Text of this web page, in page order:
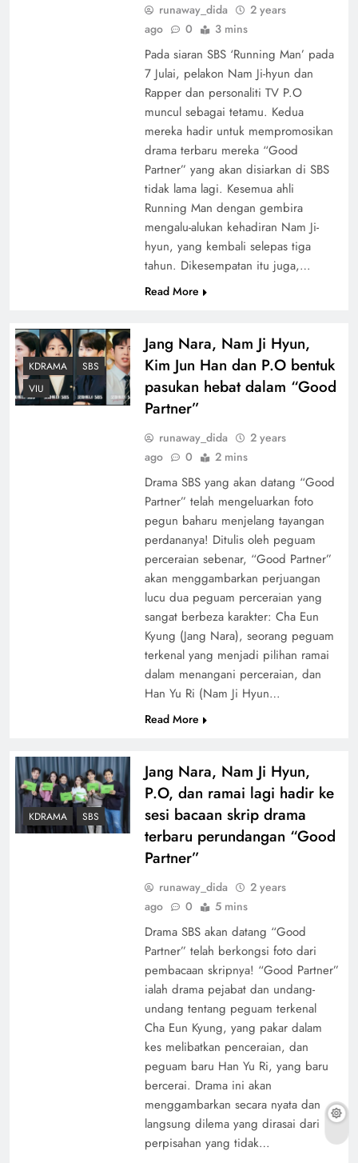
runaway_dida
2 years
ago
0 3 mins
Pada siaran SBS ‘Running Man’ pada
7 Julai, pelakon Nam Ji-hyun dan
Rapper dan personaliti TV P.O
muncul sebagai tetamu. Kedua
mereka hadir untuk mempromosikan
drama terbaru mereka “Good
Partner” yang akan disiarkan di SBS
tidak lama lagi. Kesemua ahli
Running Man dengan gembira
mengalu-alukan kehadiran Nam Ji-
hyun, yang kembali selepas tiga
tahun. Dikesempatan itu juga,…
Read More
KDRAMA
SBS
VIU
Jang Nara, Nam Ji Hyun,
Kim Jun Han dan P.O bentuk
pasukan hebat dalam “Good
Partner”
runaway_dida
2 years
ago
0 2 mins
Drama SBS yang akan datang “Good
Partner” telah mengeluarkan foto
pegun baharu menjelang tayangan
perdananya! Ditulis oleh peguam
perceraian sebenar, “Good Partner”
akan menggambarkan perjuangan
lucu dua peguam perceraian yang
sangat berbeza karakter: Cha Eun
Kyung (Jang Nara), seorang peguam
terkenal yang menjadi pilihan ramai
dalam menangani perceraian, dan
Han Yu Ri (Nam Ji Hyun…
Read More
KDRAMA SBS
Jang Nara, Nam Ji Hyun,
P.O, dan ramai lagi hadir ke
sesi bacaan skrip drama
terbaru perundangan “Good
Partner”
runaway_dida
2 years
ago
0 5 mins
Drama SBS akan datang “Good
Partner” telah berkongsi foto dari
pembacaan skripnya! “Good Partner”
ialah drama pejabat dan undang-
undang tentang peguam terkenal
Cha Eun Kyung, yang pakar dalam
kes melibatkan penceraian, dan
peguam baru Han Yu Ri, yang baru
bercerai. Drama ini akan
menggambarkan secara nyata dan
langsung dilema yang dirasai dari
perpisahan yang tidak…